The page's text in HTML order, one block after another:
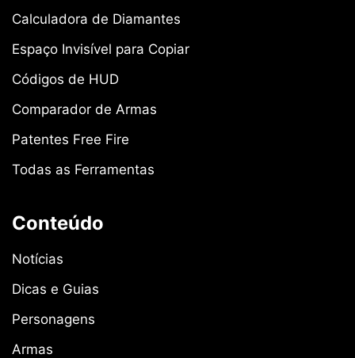
Calculadora de Diamantes
Espaço Invisível para Copiar
Códigos de HUD
Comparador de Armas
Patentes Free Fire
Todas as Ferramentas
Conteúdo
Notícias
Dicas e Guias
Personagens
Armas